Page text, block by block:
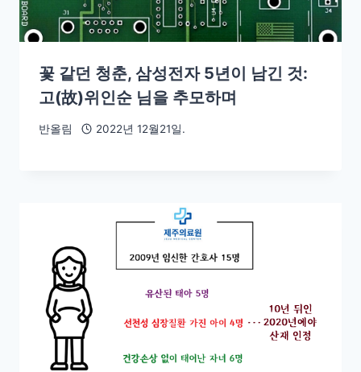
꽃 같던 청춘, 삼성전자 5년이 남긴 것:
고(故)위인순 님을 추모하며
반올림 2022년 12월21일.